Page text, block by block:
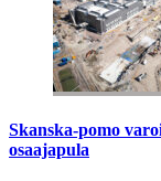
Skanska-pomo
osaajapula